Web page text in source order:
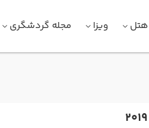
هتل ویزا مجله گردشگری